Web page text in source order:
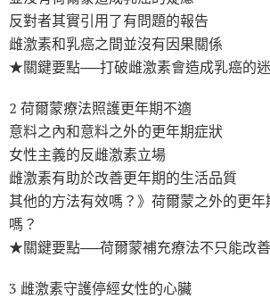
反對者其實引用了有問題的報告
雌激素和乳癌之間並沒有因果關係
★關鍵要點──打破雌激素會造成乳癌的
2 荷爾蒙療法照護更年期不適
意料之內和意料之外的更年期症狀
女性主義的反雌激素立場
雌激素有助於改善更年期的生活品質
其他的方法有效嗎？》荷爾蒙之外的更
嗎？
★關鍵要點──荷爾蒙補充療法不只能改
3 雌激素守護停經女性的心臟